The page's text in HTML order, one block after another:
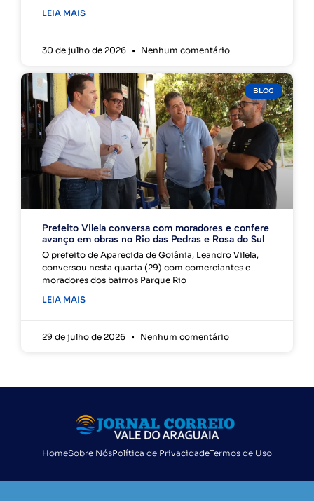
LEIA MAIS
30 de julho de 2026 Nenhum comentário
BLOG
Prefeito Vilela conversa com moradores e confere
avanço em obras no Rio das Pedras e Rosa do Sul
O prefeito de Aparecida de Goiânia, Leandro Vilela,
conversou nesta quarta (29) com comerciantes e
moradores dos bairros Parque Rio
LEIA MAIS
29 de julho de 2026 Nenhum comentário
HomeSobre NósPolítica de PrivacidadeTermos de Uso